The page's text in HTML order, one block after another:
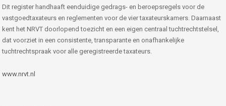
Dit register handhaaft eenduidige gedrags- en beroepsregels voor de
vastgoedtaxateurs en reglementen voor de vier taxateurskamers. Daarnaast
kent het NRVT doorlopend toezicht en een eigen centraal tuchtrechtstelsel,
dat voorziet in een consistente, transparante en onafhankelijke
tuchtrechtspraak voor alle geregistreerde taxateurs.
www.nrvt.nl